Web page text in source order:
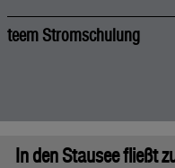
teem Stromschulung
In den Stausee fließt